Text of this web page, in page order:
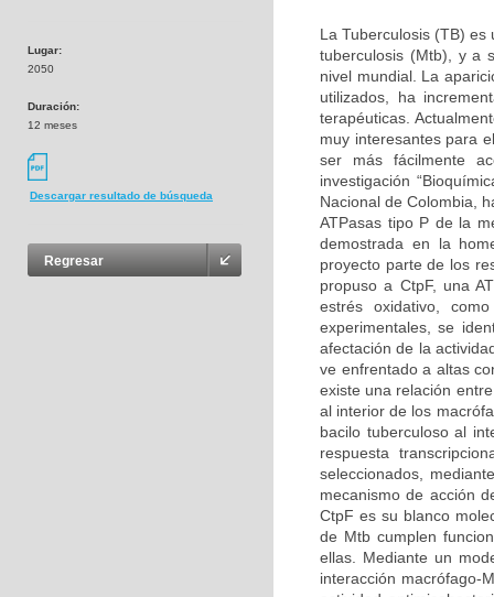
Lugar:
2050
Duración:
12 meses
Descargar resultado de búsqueda
Regresar
La Tuberculosis (TB)
tuberculosis (Mtb), y a
nivel mundial. La
utilizados, ha
terapéuticas.
muy interesantes para
ser más fácilmente
investigación
Nacional de Colombia,
ATPasas tipo P de la
demostrada en la
proyecto parte de los
propuso a CtpF, una
estrés oxidativo,
experimentales, se
afectación de la
ve enfrentado a altas
existe una relación
al interior de los
bacilo tuberculoso al
respuesta
seleccionados,
mecanismo de acción
CtpF es su blanco
de Mtb cumplen
ellas. Mediante un
interacción macrófago-